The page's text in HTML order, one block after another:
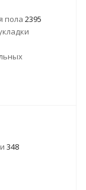
пола 2395
348